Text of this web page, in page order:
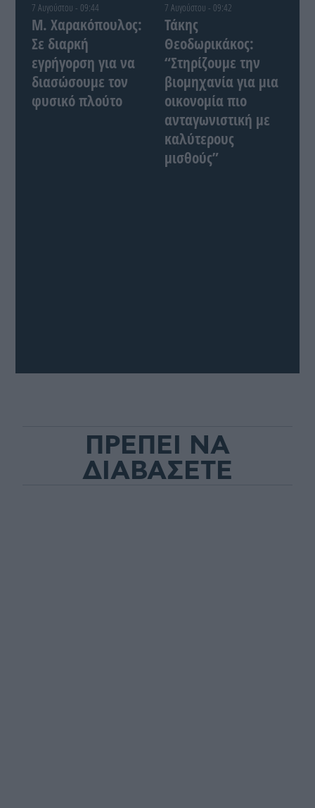
7 Αυγούστου - 09:44
Μ. Χαρακόπουλος:
Σε διαρκή
εγρήγορση για να
διασώσουμε τον
φυσικό πλούτο
7 Αυγούστου - 09:42
Τάκης
Θεοδωρικάκος:
“Στηρίζουμε την
βιομηχανία για μια
οικονομία πιο
ανταγωνιστική με
καλύτερους
μισθούς”
ΠΡΕΠΕΙ ΝΑ
ΔΙΑΒΑΣΕΤΕ